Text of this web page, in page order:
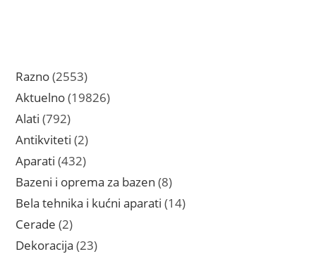
Razno 25532553
proizvoda
Aktuelno 1982619826
Alati 792792
proizvoda
Antikviteti 22
proizvoda
Aparati 432432
proizvoda
Bazeni i oprema za bazen 88
proizvoda
Bela tehnika i kućni aparati 1414
Cerade 22
proizvoda
Dekoracija 2323